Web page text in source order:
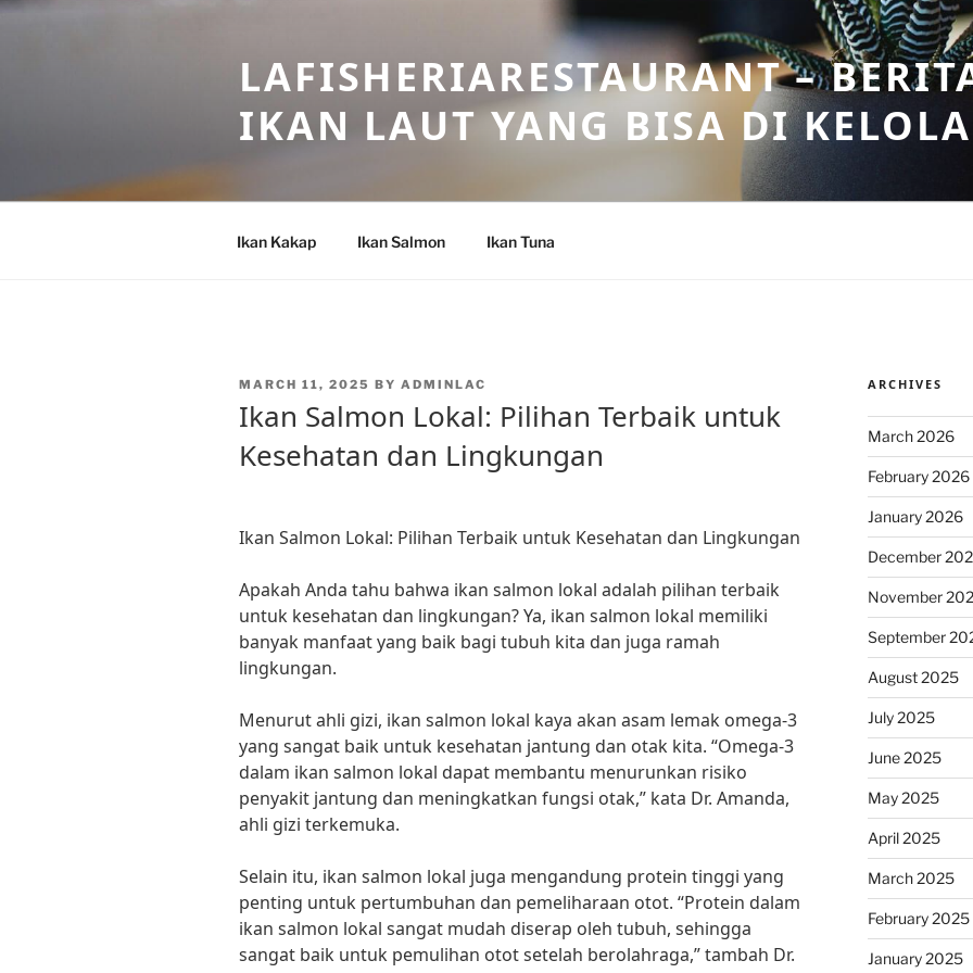
Skip
LAFISHERIARESTAURANT –
IKAN LAUT YANG BISA DI
Ikan Kakap Ikan Salmon Ikan Tuna
POSTED
MARCH 11, 2025 BY ADMINLAC
Ikan Salmon Lokal: Pilihan Terbaik untuk
Kesehatan dan Lingkungan
Ikan Salmon Lokal: Pilihan Terbaik untuk Kesehatan dan Lingkungan
Apakah Anda tahu bahwa ikan salmon lokal adalah pilihan terbaik
untuk kesehatan dan lingkungan? Ya, ikan salmon lokal memiliki
banyak manfaat yang baik bagi tubuh kita dan juga ramah
lingkungan.
Menurut ahli gizi, ikan salmon lokal kaya akan asam lemak omega-3
yang sangat baik untuk kesehatan jantung dan otak kita. “Omega-3
dalam ikan salmon lokal dapat membantu menurunkan risiko
penyakit jantung dan meningkatkan fungsi otak,” kata Dr. Amanda,
ahli gizi terkemuka.
Selain itu, ikan salmon lokal juga mengandung protein tinggi yang
penting untuk pertumbuhan dan pemeliharaan otot. “Protein dalam
ikan salmon lokal sangat mudah diserap oleh tubuh, sehingga
sangat baik untuk pemulihan otot setelah berolahraga,” tambah Dr.
ARCHIVES
March 2026
February 2026
January 2026
December
November
September
August 2025
July 2025
June 2025
May 2025
April 2025
March 2025
February 2025
January 2025